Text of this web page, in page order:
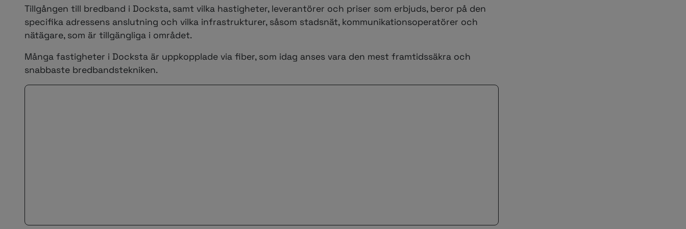
Tillgången till bredband i Docksta, samt vilka hastigheter, leverantörer och priser som erbjuds, beror på den
specifika adressens anslutning och vilka infrastrukturer, såsom stadsnät, kommunikationsoperatörer och
nätägare, som är tillgängliga i området.
Många fastigheter i Docksta är uppkopplade via fiber, som idag anses vara den mest framtidssäkra och
snabbaste bredbandstekniken.